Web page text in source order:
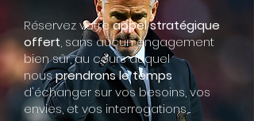
Réservez votreappel stratégique
offert, sans aucun engagement
bien sûr, au cours duquel
nousprendrons le temps
d'échanger sur vos besoins, vos
envies, et vos interrogations,...